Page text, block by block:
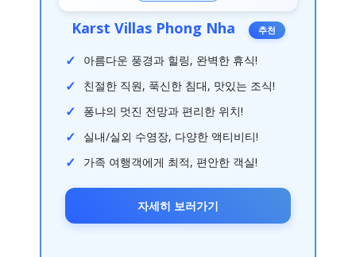
Karst Villas Phong Nha 추천
아름다운 풍경과 힐링, 완벽한 휴식!
친절한 직원, 푹신한 침대, 맛있는 조식!
퐁냐의 멋진 전망과 편리한 위치!
실내/실외 수영장, 다양한 액티비티!
가족 여행객에게 최적, 편안한 객실!
자세히 보러가기